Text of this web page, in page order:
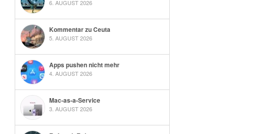
6. AUGUST 2026
Kommentar zu Ceuta
5. AUGUST 2026
Apps pushen nicht mehr
4. AUGUST 2026
Mac-as-a-Service
3. AUGUST 2026